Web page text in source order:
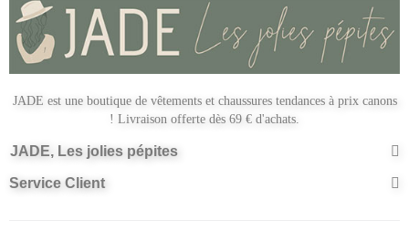
JADE est une boutique de vêtements et chaussures tendances à prix canons
! Livraison offerte dès 69 € d'achats.
JADE, Les jolies pépites
Service Client